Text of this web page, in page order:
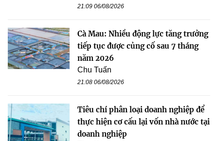
21:09 06/08/2026
Cà Mau: Nhiều động lực tăng trưởng
tiếp tục được củng cố sau 7 tháng
năm 2026
Chu Tuấn
21:08 06/08/2026
Tiêu chí phân loại doanh nghiệp để
thực hiện cơ cấu lại vốn nhà nước tại
doanh nghiệp